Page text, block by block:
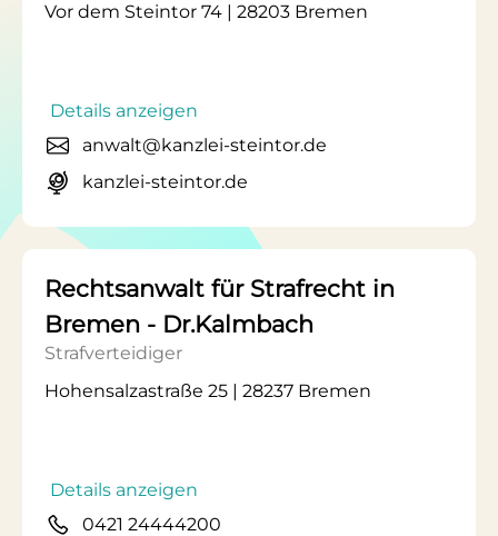
Vor dem Steintor 74 | 28203 Bremen
Details anzeigen
anwalt@kanzlei-steintor.de
kanzlei-steintor.de
Rechtsanwalt für Strafrecht in
Bremen - Dr.Kalmbach
Strafverteidiger
Hohensalzastraße 25 | 28237 Bremen
Details anzeigen
0421 24444200